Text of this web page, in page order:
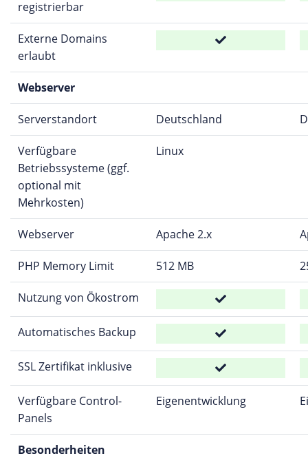
registrierbar
Externe Domains
erlaubt
Webserver
Serverstandort Deutschland
Verfügbare
Betriebssysteme (ggf.
optional mit
Mehrkosten)
Linux
Webserver Apache 2.x
PHP Memory Limit 512 MB
Nutzung von Ökostrom
Automatisches Backup
SSL Zertifikat inklusive
Verfügbare Control-
Panels
Eigenentwicklung
Besonderheiten